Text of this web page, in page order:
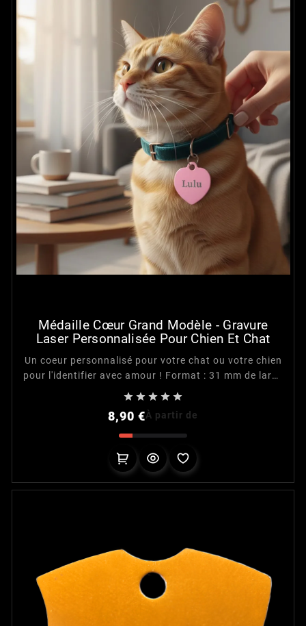
Médaille Cœur Grand Modèle - Gravure
Laser Personnalisée Pour Chien Et Chat
Un coeur personnalisé pour votre chat ou votre chien
pour l'identifier avec amour ! Format : 31 mm de large
class="whitespace-normal...
    
8,90 €À partir de